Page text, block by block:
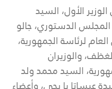
الأول، السيد
المجلس الدستوري، جالو
العام لرئاسة الجمهورية،
والوزيران
السيد محمد ولد